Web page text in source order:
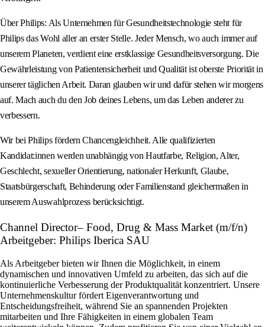
Über Philips: Als Unternehmen für Gesundheitstechnologie steht für
Philips das Wohl aller an erster Stelle. Jeder Mensch, wo auch immer auf
unserem Planeten, verdient eine erstklassige Gesundheitsversorgung. Die
Gewährleistung von Patientensicherheit und Qualität ist oberste Priorität in
unserer täglichen Arbeit. Daran glauben wir und dafür stehen wir morgens
auf. Mach auch du den Job deines Lebens, um das Leben anderer zu
verbessern.
Wir bei Philips fördern Chancengleichheit. Alle qualifizierten
Kandidat:innen werden unabhängig von Hautfarbe, Religion, Alter,
Geschlecht, sexueller Orientierung, nationaler Herkunft, Glaube,
Staatsbürgerschaft, Behinderung oder Familienstand gleichermaßen in
unserem Auswahlprozess berücksichtigt.
Channel Director– Food, Drug & Mass Market (m/f/n)
Arbeitgeber: Philips Iberica SAU
Als Arbeitgeber bieten wir Ihnen die Möglichkeit, in einem
dynamischen und innovativen Umfeld zu arbeiten, das sich auf die
kontinuierliche Verbesserung der Produktqualität konzentriert. Unsere
Unternehmenskultur fördert Eigenverantwortung und
Entscheidungsfreiheit, während Sie an spannenden Projekten
mitarbeiten und Ihre Fähigkeiten in einem globalen Team